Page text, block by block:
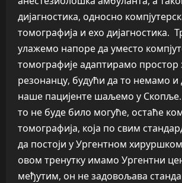
дијагностика, односно
томографија и ехо дијагностика.
улажемо напоре да уместо
томографије адаптирамо простор
резонанцу, будући да то немамо и
наше пацијенте шаљемо у Скопље.
то не буде било могуће, остаће
томографија, која по свим
да постоји у Ургентном
овом тренутку имамо Ургентни
међутим, он не задовољава